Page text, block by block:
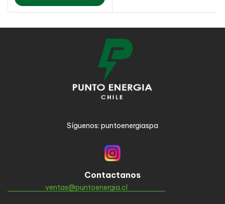
Síguenos: puntoenergiaspa
Contactanos
ventas@puntoenergia.cl